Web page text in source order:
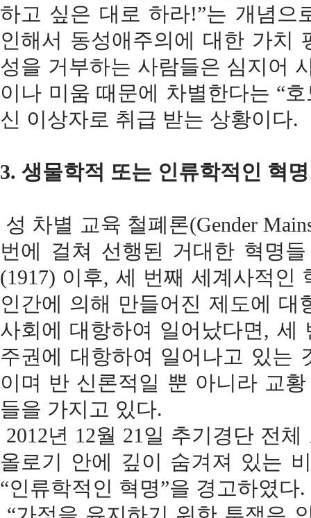
하고 싶은 대로 하라!”는 개념으
인해서 동성애주의에 대한 가치
성을 거부하는 사람들은 심지어
이나 미움 때문에 차별한다는 “
신 이상자로 취급 받는 상황이다.
3. 생물학적 또는 인류학적인 혁명
성 차별 교육 철폐론(Gender
번에 걸쳐 선행된 거대한 혁명
(1917) 이후, 세 번째 세계사적인
인간에 의해 만들어진 제도에
사회에 대항하여 일어났다면, 세
주권에 대항하여 일어나고 있는
이며 반 신론적일 뿐 아니라 교
들을 가지고 있다.
2012년 12월 21일 추기경단 전
올로기 안에 깊이 숨겨져 있는
“인류학적인 혁명”을 경고하였